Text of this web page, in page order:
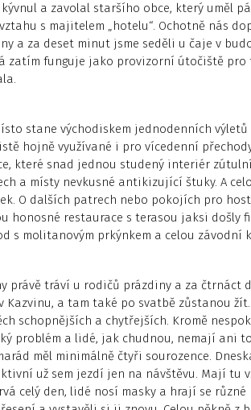
kývnul a zavolal staršího obce, který uměl
s majitelem „hotelu“. Ochotně nás
a za deset minut jsme seděli u čaje v
zatím funguje jako provizorní útočiště pro
stane východiskem jednodenních
hojně využívané i pro vícedenní
které snad jednou studený interiér
a místy nevkusné antikizující štuky. A
O dalších patrech nebo pokojích pro
honosné restaurace s terasou jaksi došly
s molitanovým prkýnkem a celou závodní
právě tráví u rodičů prázdiny a za čtrnáct
Kazvinu, a tam také po svatbě zůstanou
schopnějších a chytřejších. Kromě
problém a lidé, jak chudnou, nemají ani
měl minimálně čtyři sourozence.
už sem jezdí jen na návštěvu. Mají tu
celý den, lidé nosí masky a hrají se různé